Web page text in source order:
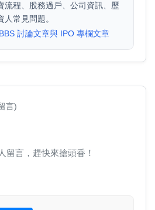
流程、股務過戶、公司資訊、歷
人常見問題。
討論文章與 IPO 專欄文章
言)
留言，趕快來搶頭香！